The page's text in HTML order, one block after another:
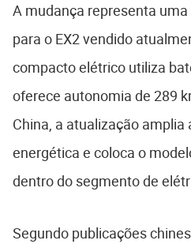
A mudança representa
para o EX2 vendido
compacto elétrico utiliza
oferece autonomia de 289
China, a atualização amplia
energética e coloca o
dentro do segmento de
Segundo publicações